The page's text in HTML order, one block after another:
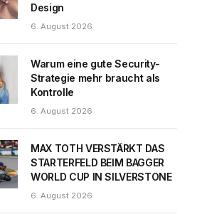
Design
6. August 2026
Warum eine gute Security-
Strategie mehr braucht als
Kontrolle
6. August 2026
MAX TOTH VERSTÄRKT DAS
STARTERFELD BEIM BAGGER
WORLD CUP IN SILVERSTONE
6. August 2026